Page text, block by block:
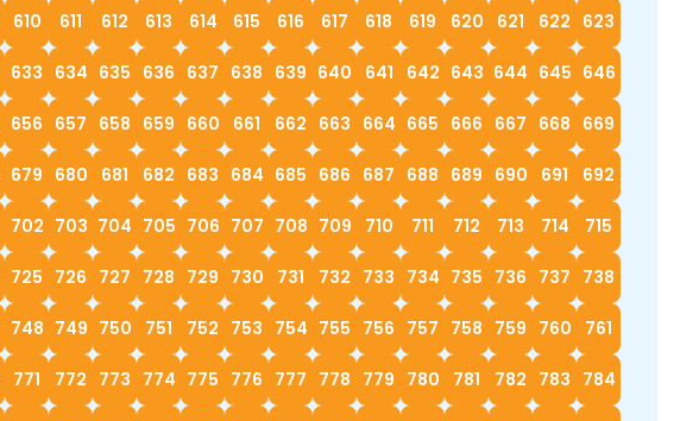
610 611 612 613 614 615 616 617 618 619 620 621 622 623
633 634 635 636 637 638 639 640 641 642 643 644 645 646
656 657 658 659 660 661 662 663 664 665 666 667 668 669
679 680 681 682 683 684 685 686 687 688 689 690 691 692
702 703 704 705 706 707 708 709 710 711 712 713 714 715
725 726 727 728 729 730 731 732 733 734 735 736 737 738
748 749 750 751 752 753 754 755 756 757 758 759 760 761
771 772 773 774 775 776 777 778 779 780 781 782 783 784